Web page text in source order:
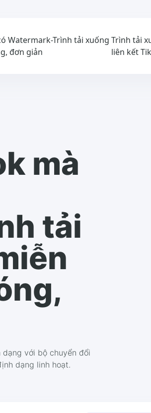
Watermark-Trình tải xuống
đơn giản
Trình tải
liên kết
mà
tải
dạng với bộ chuyển đổi
dạng linh hoạt.